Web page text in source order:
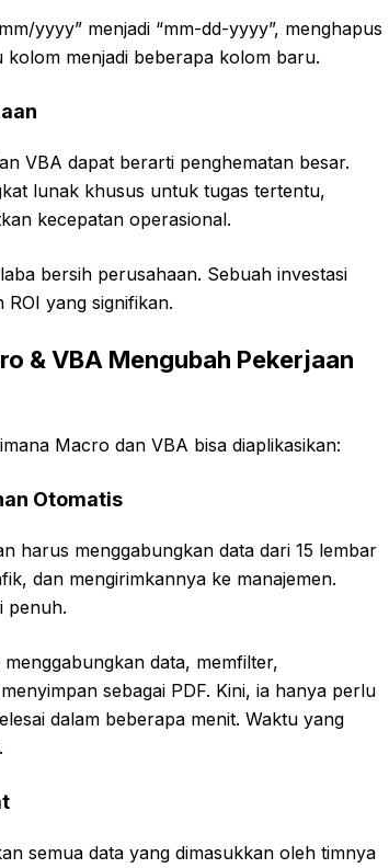
yyyy” menjadi “mm-dd-yyyy”, menghapus
menjadi beberapa kolom baru.
VBA dapat berarti penghematan besar.
lunak khusus untuk tugas tertentu,
kecepatan operasional.
bersih perusahaan. Sebuah investasi
ROI yang signifikan.
& VBA Mengubah Pekerjaan
Macro dan VBA bisa diaplikasikan:
Otomatis
harus menggabungkan data dari 15 lembar
dan mengirimkannya ke manajemen.
penuh.
data, memfilter,
sebagai PDF. Kini, ia hanya perlu
dalam beberapa menit. Waktu yang
semua data yang dimasukkan oleh timnya